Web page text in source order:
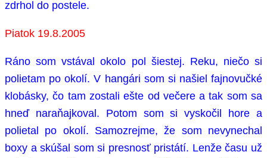
zdrhol do postele.
Piatok 19.8.2005
Ráno som vstával okolo pol šiestej. Reku, niečo si
polietam po okolí. V hangári som si našiel fajnovučké
klobásky, čo tam zostali ešte od večere a tak som sa
hneď naraňajkoval. Potom som si vyskočil hore a
polietal po okolí. Samozrejme, že som nevynechal
boxy a skúšal som si presnosť pristátí. Lenže času už